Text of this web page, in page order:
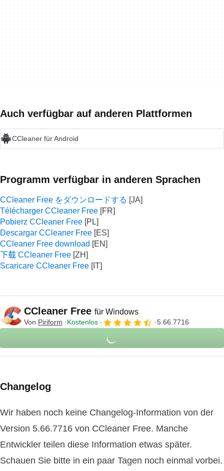
Auch verfügbar auf anderen Plattformen
CCleaner für Android
Programm verfügbar in anderen Sprachen
CCleaner Free をダウンロードする
Télécharger CCleaner Free
Pobierz CCleaner Free
Descargar CCleaner Free
CCleaner Free download
下载 CCleaner Free
Scaricare CCleaner Free
CCleaner Free für Windows
Von Piriform Kostenlos 5.66.7716
Changelog
Wir haben noch keine Changelog-Information von der
Version 5.66.7716 von CCleaner Free. Manche
Entwickler teilen diese Information etwas später.
Schauen Sie bitte in ein paar Tagen noch einmal vorbei.